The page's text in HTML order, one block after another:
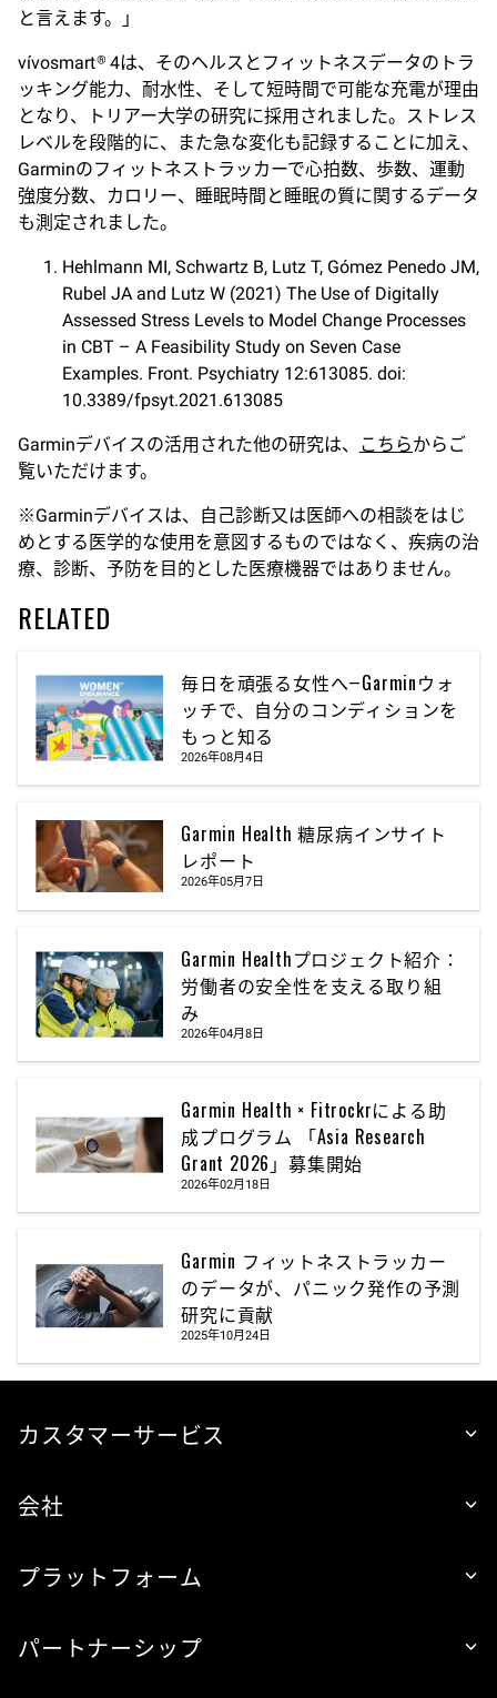
と言えます。」
vívosmart® 4は、そのヘルスとフィットネスデータのトラ
ッキング能力、耐水性、そして短時間で可能な充電が理由
となり、トリアー大学の研究に採用されました。ストレス
レベルを段階的に、また急な変化も記録することに加え、
Garminのフィットネストラッカーで心拍数、歩数、運動
強度分数、カロリー、睡眠時間と睡眠の質に関するデータ
も測定されました。
Hehlmann MI, Schwartz B, Lutz T, Gómez Penedo JM,
Rubel JA and Lutz W (2021) The Use of Digitally
Assessed Stress Levels to Model Change Processes
in CBT – A Feasibility Study on Seven Case
Examples. Front. Psychiatry 12:613085. doi:
10.3389/fpsyt.2021.613085
Garminデバイスの活用された他の研究は、 こちらからご
覧いただけます。
※Garminデバイスは、自己診断又は医師への相談をはじ
めとする医学的な使用を意図するものではなく、疾病の治
療、診断、予防を目的とした医療機器ではありません。
RELATED
毎日を頑張る女性へ―Garminウォ
ッチで、自分のコンディションを
もっと知る
2026年08月4日
Garmin Health 糖尿病インサイト
レポート
2026年05月7日
Garmin Healthプロジェクト紹介：
労働者の安全性を支える取り組
み
2026年04月8日
Garmin Health × Fitrockrによる助
成プログラム 「Asia Research
Grant 2026」募集開始
2026年02月18日
Garmin フィットネストラッカー
のデータが、パニック発作の予測
研究に貢献
2025年10月24日
カスタマーサービス
会社
プラットフォーム
パートナーシップ